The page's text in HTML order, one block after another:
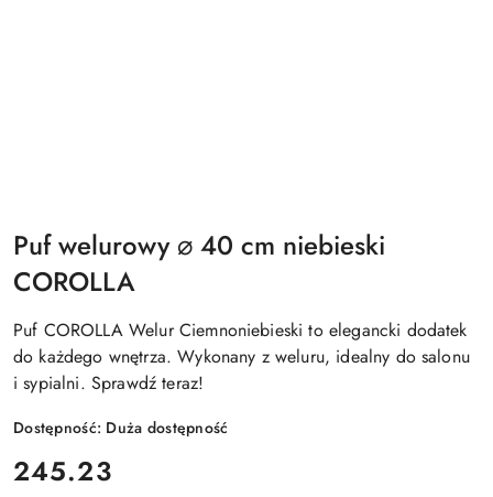
Puf welurowy ⌀ 40 cm niebieski
COROLLA
Puf COROLLA Welur Ciemnoniebieski to elegancki dodatek
do każdego wnętrza. Wykonany z weluru, idealny do salonu
i sypialni. Sprawdź teraz!
Dostępność: Duża dostępność
cena:
245.23